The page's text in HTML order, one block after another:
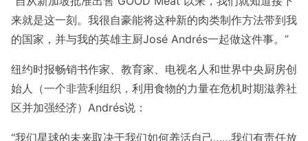
来就是这一刻。我很自豪能将这种新的肉类制作方法带到我
的国家，并与我的英雄主厨José Andrés一起做这件事。”
纽约时报畅销书作家、教育家、电视名人和世界中央厨房创
始人（一个非营利组织，利用食物的力量在危机时期滋养社
区并加强经济）Andrés说：
“我们星球的未来取决于我们如何养活自己……我们有责任放